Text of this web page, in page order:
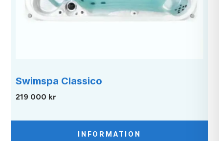
Swimspa Classico
219 000 kr
INFORMATION